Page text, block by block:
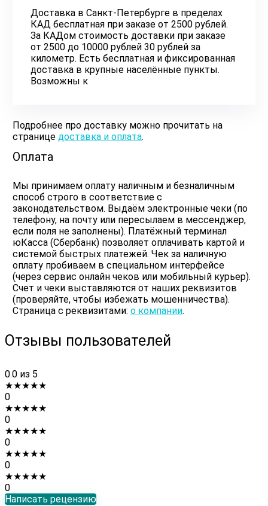
Доставка в Санкт-Петербурге в пределах
КАД бесплатная при заказе от 2500 рублей.
За КАДом стоимость доставки при заказе
от 2500 до 10000 рублей 30 рублей за
километр. Есть бесплатная и фиксированная
доставка в крупные населённые пункты.
Возможны к
Подробнее про доставку можно прочитать на
страницедоставка и оплата.
Оплата
Мы принимаем оплату наличным и безналичным
способ строго в соответствие с
законодательством. Выдаём электронные чеки (по
телефону, на почту или пересылаем в мессенджер,
если поля не заполнены). Платёжный терминал
юКасса (Сбербанк) позволяет оплачивать картой и
системой быстрых платежей. Чек за наличную
оплату пробиваем в специальном интерфейсе
(через сервис онлайн чеков или мобильный курьер).
Счет и чеки выставляются от наших реквизитов
(проверяйте, чтобы избежать мошенничества).
Страница с реквизитами:о компании.
Отзывы пользователей
0.0 из 5
★★★★★
0
★★★★★
0
★★★★★
0
★★★★★
0
★★★★★
0
Написать рецензию